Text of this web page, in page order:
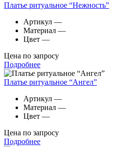
Платье ритуальное “Нежность”
Артикул —
Материал —
Цвет —
Цена по запросу
Подробнее
Платье ритуальное “Ангел”
Артикул —
Материал —
Цвет —
Цена по запросу
Подробнее